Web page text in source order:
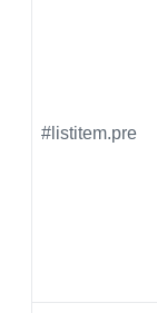
#listitem.pre